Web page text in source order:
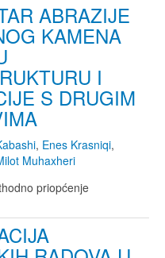
ABRAZIJE
KAMENA
I
S DRUGIM
, Enes Krasniqi,
Muhaxheri
priopćenje